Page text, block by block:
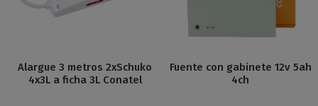
Alargue 3 metros 2xSchuko
4x3L a ficha 3L Conatel
Fuente con gabinete 12v 5ah
4ch